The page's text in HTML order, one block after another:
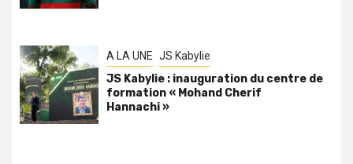
A LA UNE JS Kabylie
JS Kabylie : inauguration du centre de
formation « Mohand Cherif
Hannachi »